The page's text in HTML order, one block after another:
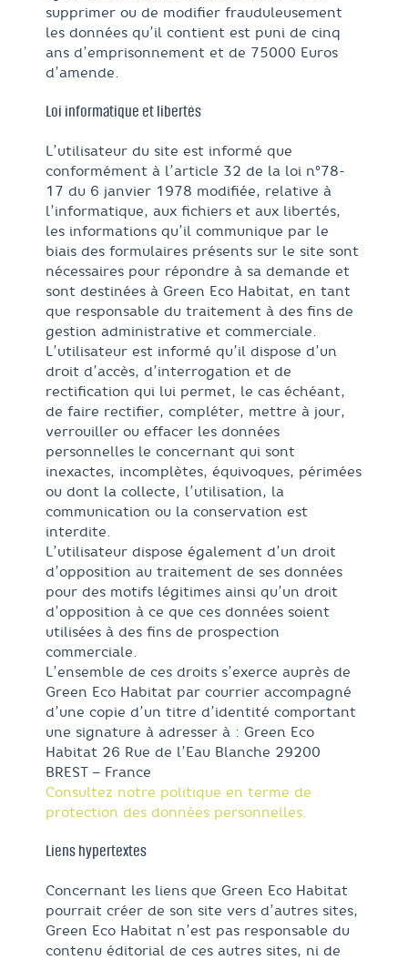
supprimer ou de modifier frauduleusement
les données qu’il contient est puni de cinq
ans d’emprisonnement et de 75000 Euros
d’amende.
Loi informatique et libertés
L’utilisateur du site est informé que
conformément à l’article 32 de la loi n°78-
17 du 6 janvier 1978 modifiée, relative à
l’informatique, aux fichiers et aux libertés,
les informations qu’il communique par le
biais des formulaires présents sur le site sont
nécessaires pour répondre à sa demande et
sont destinées à Green Eco Habitat, en tant
que responsable du traitement à des fins de
gestion administrative et commerciale.
L’utilisateur est informé qu’il dispose d’un
droit d’accès, d’interrogation et de
rectification qui lui permet, le cas échéant,
de faire rectifier, compléter, mettre à jour,
verrouiller ou effacer les données
personnelles le concernant qui sont
inexactes, incomplètes, équivoques, périmées
ou dont la collecte, l’utilisation, la
communication ou la conservation est
interdite.
L’utilisateur dispose également d’un droit
d’opposition au traitement de ses données
pour des motifs légitimes ainsi qu’un droit
d’opposition à ce que ces données soient
utilisées à des fins de prospection
commerciale.
L’ensemble de ces droits s’exerce auprès de
Green Eco Habitat par courrier accompagné
d’une copie d’un titre d’identité comportant
une signature à adresser à : Green Eco
Habitat 26 Rue de l’Eau Blanche 29200
BREST – France
Consultez notre politique en terme de
protection des données personnelles.
Liens hypertextes
Concernant les liens que Green Eco Habitat
pourrait créer de son site vers d’autres sites,
Green Eco Habitat n’est pas responsable du
contenu éditorial de ces autres sites, ni de